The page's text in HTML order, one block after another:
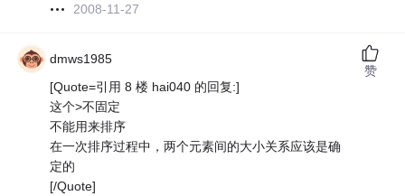
2008-11-27
dmws1985
[Quote=引用 8 楼 hai040 的回复:]
这个>不固定
不能用来排序
在一次排序过程中，两个元素间的大小关系应该是确
定的
[/Quote]
赞